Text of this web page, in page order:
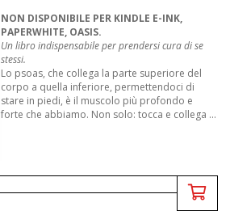
NON DISPONIBILE PER KINDLE E-INK,
PAPERWHITE, OASIS.
Un libro indispensabile per prendersi cura di se
stessi.
Lo psoas, che collega la parte superiore del
corpo a quella inferiore, permettendoci di
stare in piedi, è il muscolo più profondo e
forte che abbiamo. Non solo: tocca e collega ...